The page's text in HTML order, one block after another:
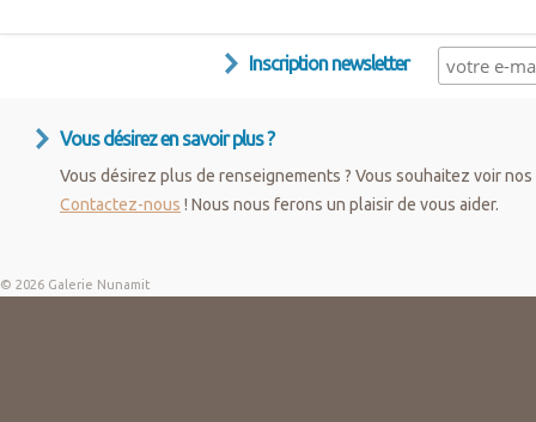
Inscription newsletter
Vous désirez en savoir plus ?
Vous désirez plus de renseignements ? Vous souhaitez voir
Contactez-nous ! Nous nous ferons un plaisir de vous aider.
© 2026 Galerie Nunamit